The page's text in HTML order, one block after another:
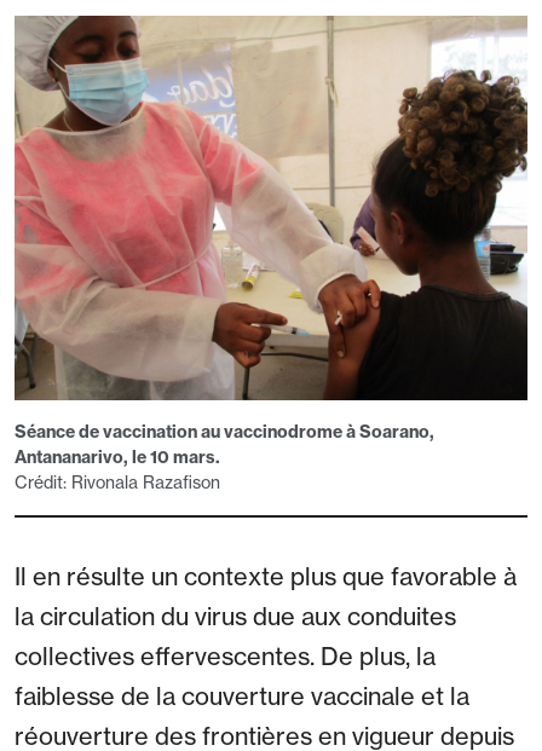
Séance de vaccination au vaccinodrome à Soarano,
Antananarivo, le 10 mars.
Crédit: Rivonala Razafison
Il en résulte un contexte plus que favorable à
la circulation du virus due aux conduites
collectives effervescentes. De plus, la
faiblesse de la couverture vaccinale et la
réouverture des frontières en vigueur depuis